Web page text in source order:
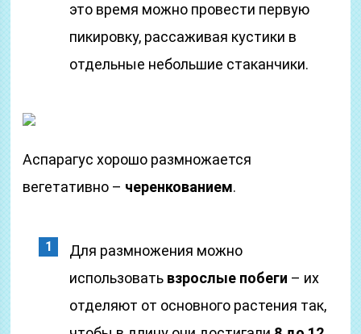
это время можно провести первую
пикировку, рассаживая кустики в
отдельные небольшие стаканчики.
Аспарагус хорошо размножается
вегетативно – черенкованием.
Для размножения можно
использовать взрослые побеги – их
отделяют от основного растения так,